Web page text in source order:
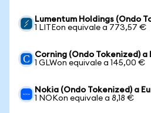
Lumentum Holdings (Ondo
1 LITEon equivale a 773,57 €
Corning (Ondo Tokenized) a
1 GLWon equivale a 145,00 €
Nokia (Ondo Tokenized) a
1 NOKon equivale a 8,18 €